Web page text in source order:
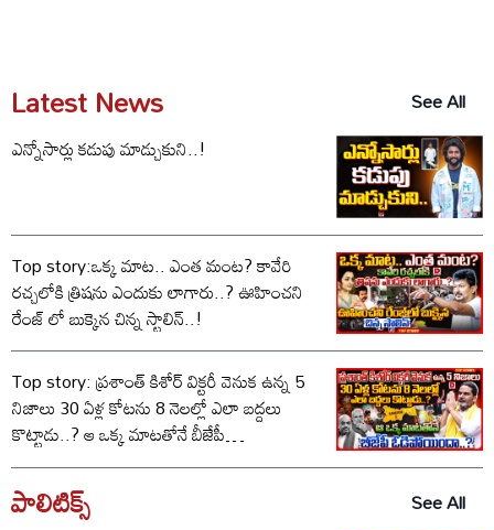
Latest News
See All
ఎన్నోసార్లు కడుపు మాడ్చుకుని..!
Top story:ఒక్క మాట.. ఎంత మంట? కావేరి
రచ్చలోకి త్రిషను ఎందుకు లాగారు..? ఊహించని
రేంజ్ లో బుక్కైన చిన్న స్టాలిన్..!
Top story: ప్రశాంత్ కిశోర్ విక్టరీ వెనుక ఉన్న 5
నిజాలు 30 ఏళ్ల కోటను 8 నెలల్లో ఎలా బద్దలు
కొట్టాడు..? ఆ ఒక్క మాటతోనే బీజేపీ
ఓడిపోయిందా..?
పాలిటిక్స్‌
See All